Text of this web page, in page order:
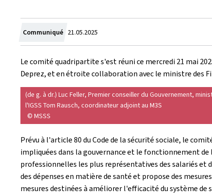
Communiqué Crée
le
21.05.2025
Le comité quadripartite s'est réuni ce mercredi 21 mai
Deprez, et en étroite collaboration avec le ministre des
(de g. à dr.) Luc Feller, Premier conseiller du Gouvernement,
l'IGSS Tom Rausch, coordinateur adjoint au M3S
© MSSS
Prévu à l'article 80 du Code de la sécurité sociale, le
impliquées dans la gouvernance et le fonctionnement
professionnelles les plus représentatives des salariés et
des dépenses en matière de santé et propose des
mesures destinées à améliorer l'efficacité du système